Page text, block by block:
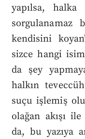
yapılsa, halka
sorgulanamaz
kendisini
sizce hangi
da şey
halkın
suçu işlemiş
olağan akışı
da, bu yazıya